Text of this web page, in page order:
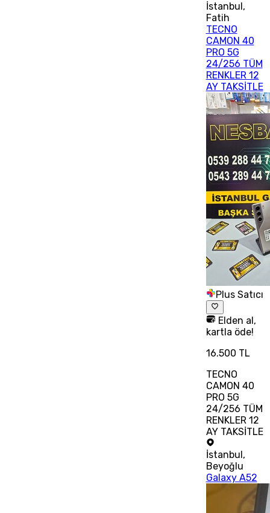
İstanbul ,
Fatih
TECNO
CAMON 40
PRO 5G
24/256 TÜM
RENKLER 12
AY TAKSİTLE
Plus Satıcı
Elden al,
kartla öde!
16.500 TL
TECNO
CAMON 40
PRO 5G
24/256 TÜM
RENKLER 12
AY TAKSİTLE
İstanbul,
Beyoğlu
Galaxy A52